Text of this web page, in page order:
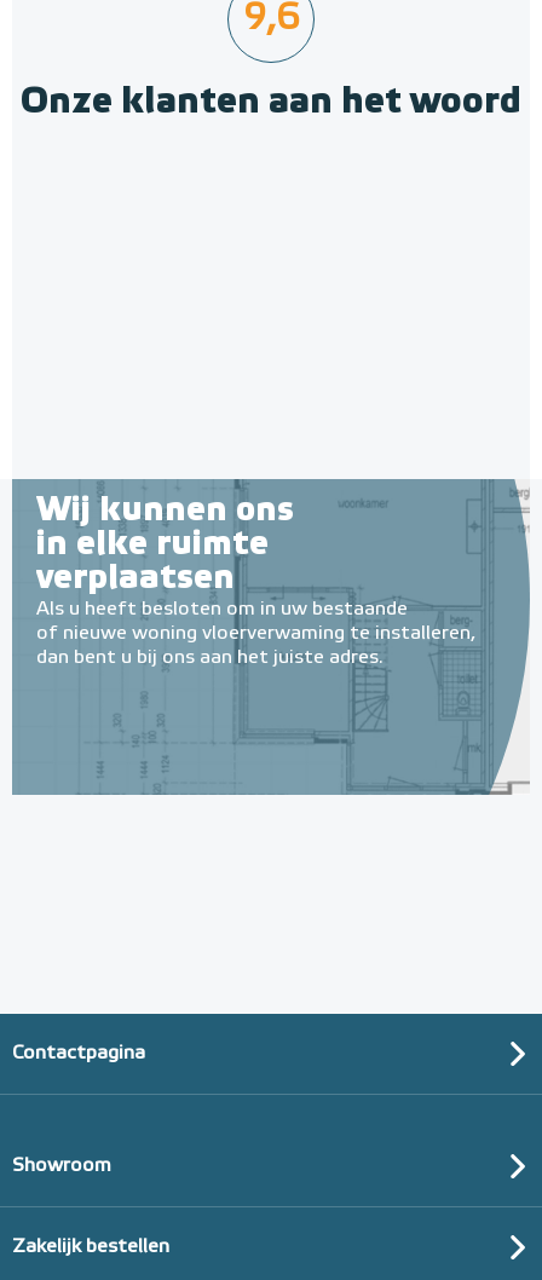
9,6
Onze klanten aan het woord
Wij kunnen ons
in elke ruimte
verplaatsen
Als u heeft besloten om in uw bestaande
of nieuwe woning vloerverwaming te installeren,
dan bent u bij ons aan het juiste adres.
Contactpagina
Showroom
Zakelijk bestellen